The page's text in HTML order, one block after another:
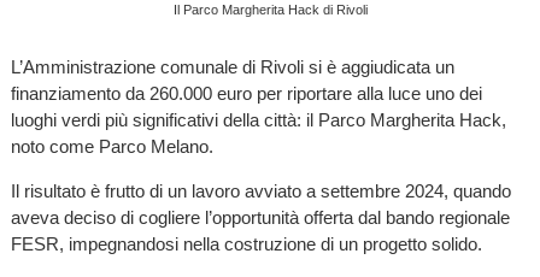
Il Parco Margherita Hack di Rivoli
L’Amministrazione comunale di Rivoli si è aggiudicata un
finanziamento da 260.000 euro per riportare alla luce uno dei
luoghi verdi più significativi della città: il Parco Margherita Hack,
noto come Parco Melano.
Il risultato è frutto di un lavoro avviato a settembre 2024, quando
aveva deciso di cogliere l’opportunità offerta dal bando regionale
FESR, impegnandosi nella costruzione di un progetto solido.